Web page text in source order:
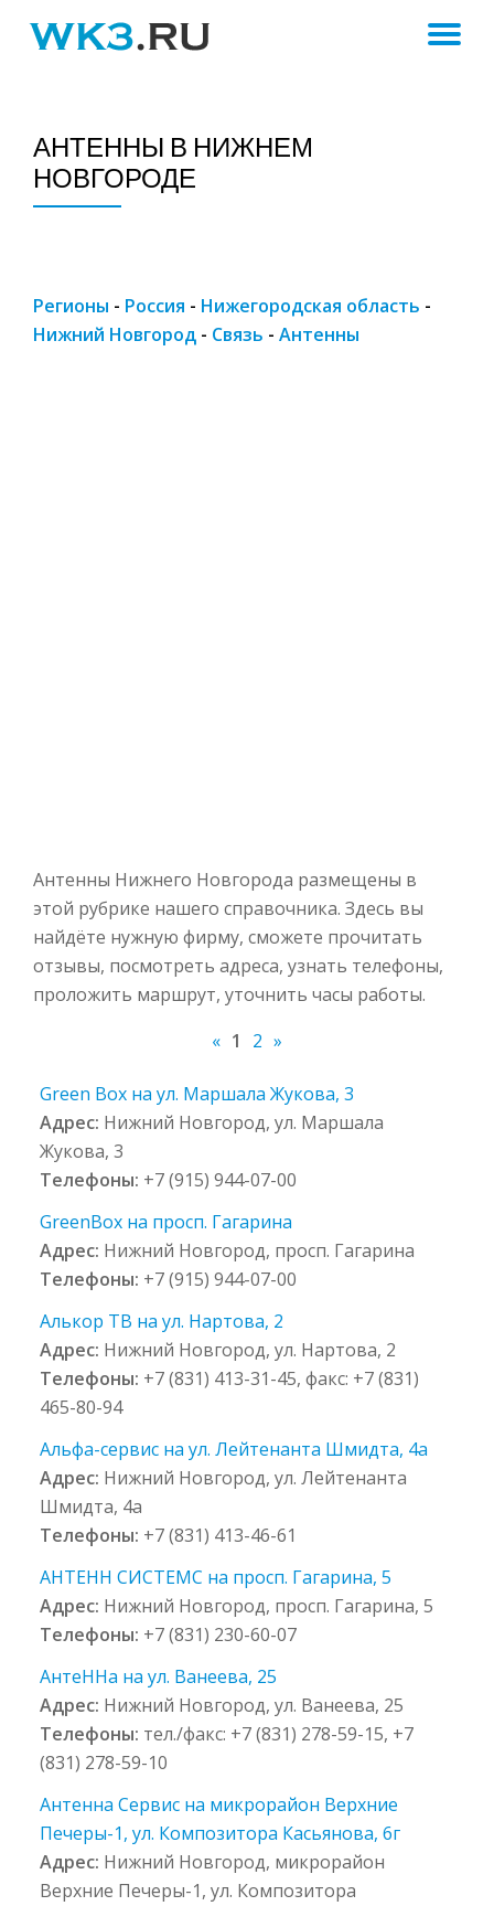
АНТЕННЫ В НИЖНЕМ
НОВГОРОДЕ
Регионы - Россия - Нижегородская область -
Нижний Новгород - Связь - Антенны
Антенны Нижнего Новгорода размещены в
этой рубрике нашего справочника. Здесь вы
найдёте нужную фирму, сможете прочитать
отзывы, посмотреть адреса, узнать телефоны,
проложить маршрут, уточнить часы работы.
« 1 2 »
Green Box на ул. Маршала Жукова, 3
Адрес: Нижний Новгород, ул. Маршала
Жукова, 3
Телефоны: +7 (915) 944-07-00
GreenBox на просп. Гагарина
Адрес: Нижний Новгород, просп. Гагарина
Телефоны: +7 (915) 944-07-00
Алькор ТВ на ул. Нартова, 2
Адрес: Нижний Новгород, ул. Нартова, 2
Телефоны: +7 (831) 413-31-45, факс: +7 (831)
465-80-94
Альфа-сервис на ул. Лейтенанта Шмидта, 4а
Адрес: Нижний Новгород, ул. Лейтенанта
Шмидта, 4а
Телефоны: +7 (831) 413-46-61
АНТЕНН СИСТЕМС на просп. Гагарина, 5
Адрес: Нижний Новгород, просп. Гагарина, 5
Телефоны: +7 (831) 230-60-07
АнтеННа на ул. Ванеева, 25
Адрес: Нижний Новгород, ул. Ванеева, 25
Телефоны: тел./факс: +7 (831) 278-59-15, +7
(831) 278-59-10
Антенна Сервис на микрорайон Верхние
Печеры-1, ул. Композитора Касьянова, 6г
Адрес: Нижний Новгород, микрорайон
Верхние Печеры-1, ул. Композитора